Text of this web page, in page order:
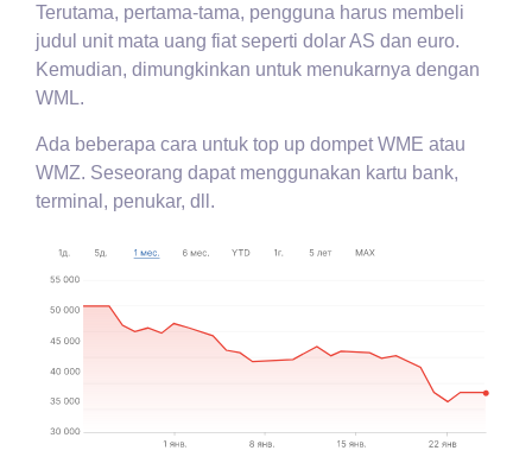
Terutama, pertama-tama, pengguna harus membeli
judul unit mata uang fiat seperti dolar AS dan euro.
Kemudian, dimungkinkan untuk menukarnya dengan
WML.
Ada beberapa cara untuk top up dompet WME atau
WMZ. Seseorang dapat menggunakan kartu bank,
terminal, penukar, dll.